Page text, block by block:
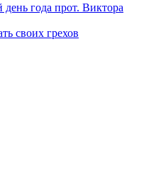
года прот. Виктора
своих грехов